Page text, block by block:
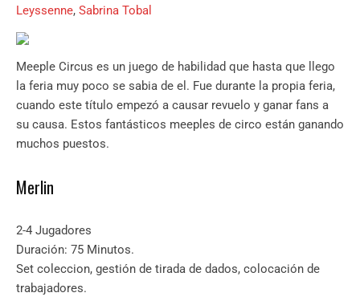
Leyssenne, Sabrina Tobal
Meeple Circus es un juego de habilidad que hasta que llego
la feria muy poco se sabia de el. Fue durante la propia feria,
cuando este título empezó a causar revuelo y ganar fans a
su causa. Estos fantásticos meeples de circo están ganando
muchos puestos.
Merlin
2-4 Jugadores
Duración: 75 Minutos.
Set coleccion, gestión de tirada de dados, colocación de
trabajadores.